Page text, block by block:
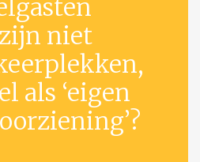
niet
als ‘eigen